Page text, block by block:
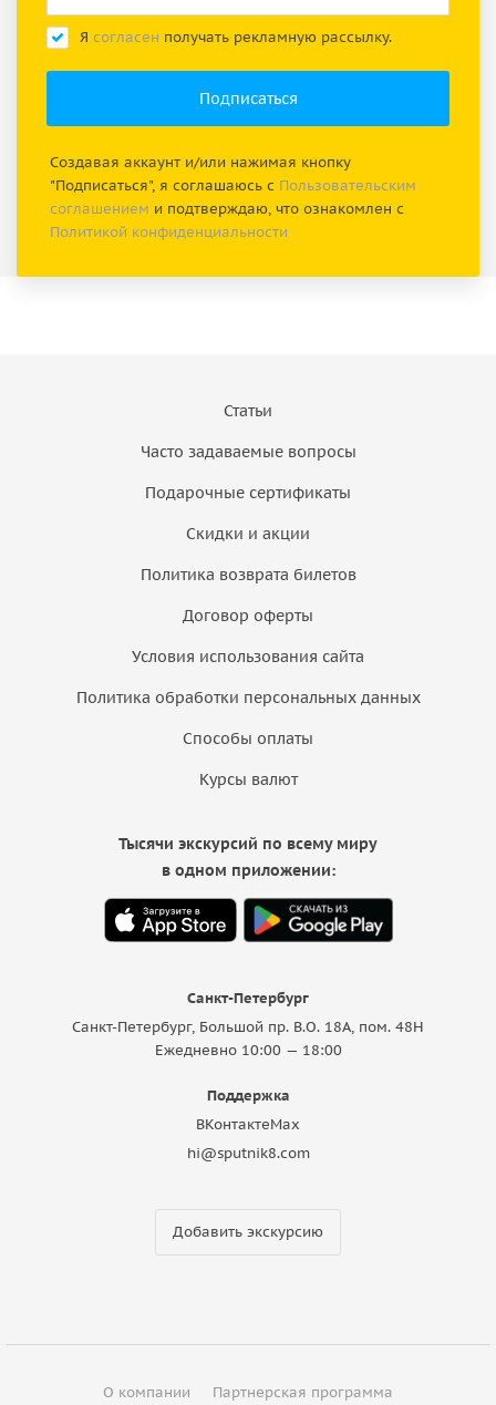
Я согласен получать рекламную рассылку.
Создавая аккаунт и/или нажимая кнопку
"Подписаться", я соглашаюсь с Пользовательским
соглашением и подтверждаю, что ознакомлен с
Политикой конфиденциальности
Статьи
Часто задаваемые вопросы
Подарочные сертификаты
Скидки и акции
Политика возврата билетов
Договор оферты
Условия использования сайта
Политика обработки персональных данных
Способы оплаты
Курсы валют
Санкт-Петербург
Санкт-Петербург, Большой пр. В.О. 18A, пом. 48Н
Ежедневно 10:00 — 18:00
Поддержка
ВКонтактеMax
hi@sputnik8.com
Добавить экскурсию
Тысячи экскурсий по всему миру
в одном приложении:
О компании Партнерская программа